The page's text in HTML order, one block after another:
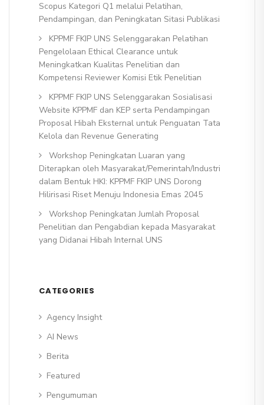
Scopus Kategori Q1 melalui Pelatihan,
Pendampingan, dan Peningkatan Sitasi Publikasi
KPPMF FKIP UNS Selenggarakan Pelatihan
Pengelolaan Ethical Clearance untuk
Meningkatkan Kualitas Penelitian dan
Kompetensi Reviewer Komisi Etik Penelitian
KPPMF FKIP UNS Selenggarakan Sosialisasi
Website KPPMF dan KEP serta Pendampingan
Proposal Hibah Eksternal untuk Penguatan Tata
Kelola dan Revenue Generating
Workshop Peningkatan Luaran yang
Diterapkan oleh Masyarakat/Pemerintah/Industri
dalam Bentuk HKI: KPPMF FKIP UNS Dorong
Hilirisasi Riset Menuju Indonesia Emas 2045
Workshop Peningkatan Jumlah Proposal
Penelitian dan Pengabdian kepada Masyarakat
yang Didanai Hibah Internal UNS
CATEGORIES
Agency Insight
AI News
Berita
Featured
Pengumuman